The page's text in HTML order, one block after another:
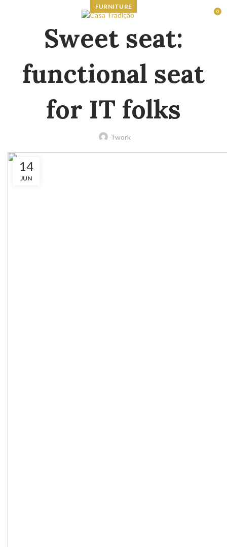
0
FURNITURE
Sweet seat:
functional seat
for IT folks
Twork
14
JUN